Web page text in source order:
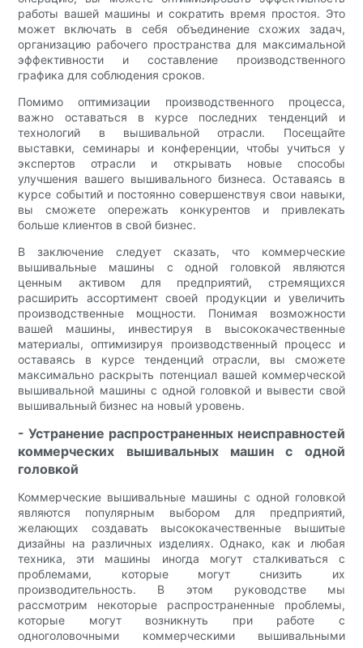
работы вашей машины и сократить время простоя. Это
может включать в себя объединение схожих задач,
организацию рабочего пространства для максимальной
эффективности и составление производственного
графика для соблюдения сроков.
Помимо оптимизации производственного процесса,
важно оставаться в курсе последних тенденций и
технологий в вышивальной отрасли. Посещайте
выставки, семинары и конференции, чтобы учиться у
экспертов отрасли и открывать новые способы
улучшения вашего вышивального бизнеса. Оставаясь в
курсе событий и постоянно совершенствуя свои навыки,
вы сможете опережать конкурентов и привлекать
больше клиентов в свой бизнес.
В заключение следует сказать, что коммерческие
вышивальные машины с одной головкой являются
ценным активом для предприятий, стремящихся
расширить ассортимент своей продукции и увеличить
производственные мощности. Понимая возможности
вашей машины, инвестируя в высококачественные
материалы, оптимизируя производственный процесс и
оставаясь в курсе тенденций отрасли, вы сможете
максимально раскрыть потенциал вашей коммерческой
вышивальной машины с одной головкой и вывести свой
вышивальный бизнес на новый уровень.
- Устранение распространенных неисправностей
коммерческих вышивальных машин с одной
головкой
Коммерческие вышивальные машины с одной головкой
являются популярным выбором для предприятий,
желающих создавать высококачественные вышитые
дизайны на различных изделиях. Однако, как и любая
техника, эти машины иногда могут сталкиваться с
проблемами, которые могут снизить их
производительность. В этом руководстве мы
рассмотрим некоторые распространенные проблемы,
которые могут возникнуть при работе с
одноголовочными коммерческими вышивальными